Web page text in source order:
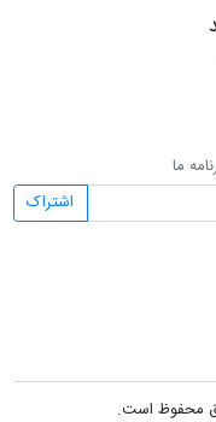
تلگرام
ما
اشتراک